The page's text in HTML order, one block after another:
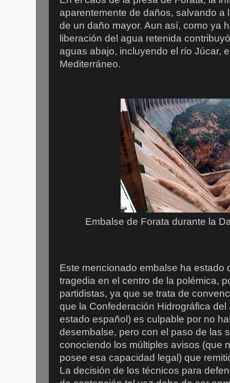
aparentemente de daños, salvando a
de un daño mayor. Aun así, como ya
liberación del agua retenida
aguas abajo, incluyendo el río Júcar,
Mediterráneo.
Embalse de Forata durante la
Este mencionado embalse ha estado
tragedia en el centro de la polémica,
partidistas, ya que se trata de
que la Confederación Hidrográfica
estado español) es culpable por no
desembalse, pero con el paso de las
conociendo los múltiples avisos (que
posee esa capacidad legal) que
La decisión de los técnicos para